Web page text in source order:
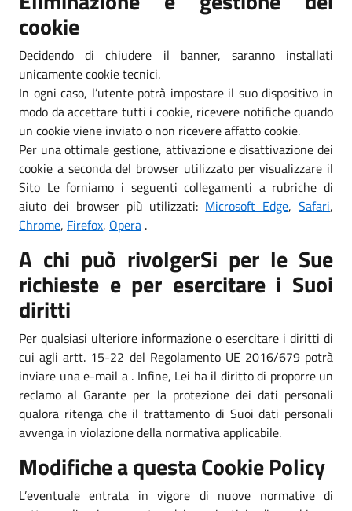
cookie
Decidendo di chiudere il banner, saranno installati
unicamente cookie tecnici.
In ogni caso, l’utente potrà impostare il suo dispositivo in
modo da accettare tutti i cookie, ricevere notifiche quando
un cookie viene inviato o non ricevere affatto cookie.
Per una ottimale gestione, attivazione e disattivazione dei
cookie a seconda del browser utilizzato per visualizzare il
Sito Le forniamo i seguenti collegamenti a rubriche di
aiuto dei browser più utilizzati: Microsoft Edge,Safari,
Chrome, Firefox, Opera .
A chi può rivolgerSi per le Sue
richieste e per esercitare i Suoi
diritti
Per qualsiasi ulteriore informazione o esercitare i diritti di
cui agli artt. 15-22 del Regolamento UE 2016/679 potrà
inviare una e-mail a . Infine, Lei ha il diritto di proporre un
reclamo al Garante per la protezione dei dati personali
qualora ritenga che il trattamento di Suoi dati personali
avvenga in violazione della normativa applicabile.
Modifiche a questa Cookie Policy
L’eventuale entrata in vigore di nuove normative di